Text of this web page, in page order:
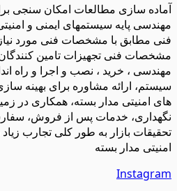
آماده سازی مطالعات امکان سنجی
مهندسی پایه سیستمهای ایمنی و
فنی مطابق با مشخصات فنی مورد
مشخصات فنی تجهیزات تامین
مهندسی ، خرید ، نصب و اجرا و راه
سیستم، ارائه مشاوره برای بهینه
های امنیتی مدار بسته، همکاری در
نگهداری، خدمات پس از فروش،
تحقیقات بازار به طور کلی تجارب
امنیتی مدار بسته
Instagram